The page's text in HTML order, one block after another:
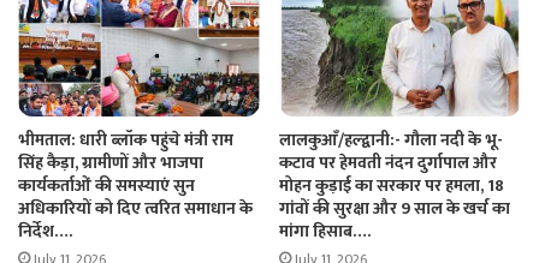
भीमताल: धारी ब्लॉक पहुंचे मंत्री राम
सिंह कैड़ा, ग्रामीणों और भाजपा
कार्यकर्ताओं की समस्याएं सुन
अधिकारियों को दिए त्वरित समाधान के
निर्देश….
लालकुआँ/हल्द्वानी:- गौला नदी के भू-
कटाव पर हेमवती नंदन दुर्गापाल और
मोहन कुड़ाई का सरकार पर हमला, 18
गांवों की सुरक्षा और 9 साल के खर्च का
मांगा हिसाब….